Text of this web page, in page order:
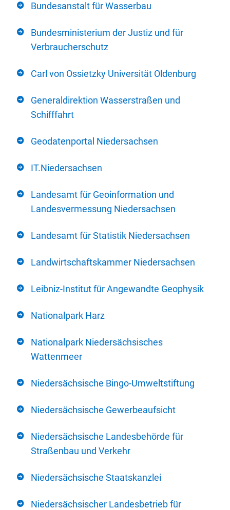
Bundesanstalt für Wasserbau
Bundesministerium der Justiz und für
Verbraucherschutz
Carl von Ossietzky Universität Oldenburg
Generaldirektion Wasserstraßen und
Schifffahrt
Geodatenportal Niedersachsen
IT.Niedersachsen
Landesamt für Geoinformation und
Landesvermessung Niedersachsen
Landesamt für Statistik Niedersachsen
Landwirtschaftskammer Niedersachsen
Leibniz-Institut für Angewandte Geophysik
Nationalpark Harz
Nationalpark Niedersächsisches
Wattenmeer
Niedersächsische Bingo-Umweltstiftung
Niedersächsische Gewerbeaufsicht
Niedersächsische Landesbehörde für
Straßenbau und Verkehr
Niedersächsische Staatskanzlei
Niedersächsischer Landesbetrieb für